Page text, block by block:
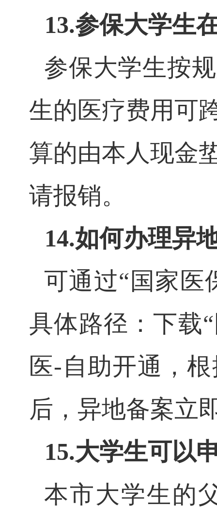
13.参保大学生
参保大学生按
生的医疗费用可
算的由本人现金
请报销。
14.如何办理异
可通过“国家医
具体路径：下载
医-自助开通，
后，异地备案立
15.大学生可以
本市大学生的